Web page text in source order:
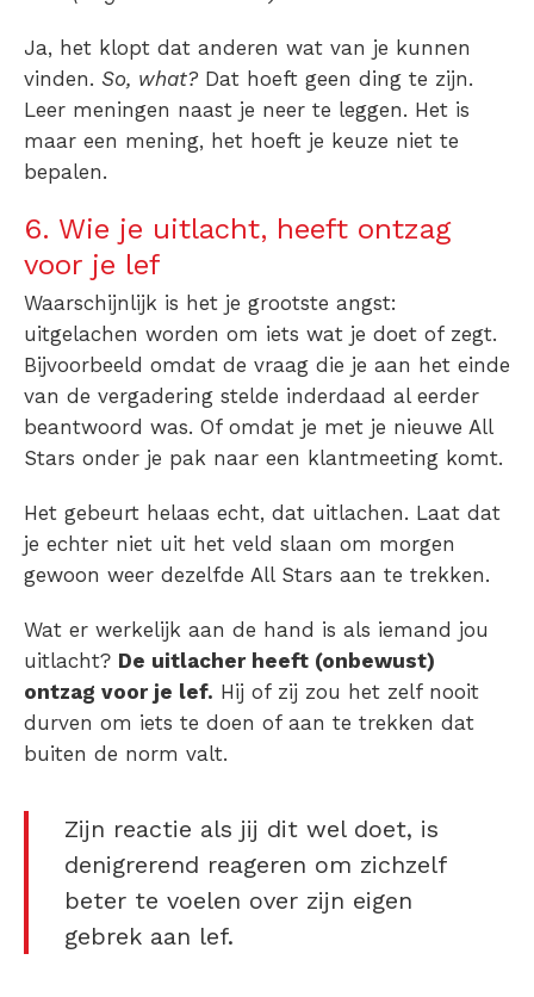
Ja, het klopt dat anderen wat van je kunnen
vinden. So, what? Dat hoeft geen ding te zijn.
Leer meningen naast je neer te leggen. Het is
maar een mening, het hoeft je keuze niet te
bepalen.
6. Wie je uitlacht, heeft ontzag
voor je lef
Waarschijnlijk is het je grootste angst:
uitgelachen worden om iets wat je doet of zegt.
Bijvoorbeeld omdat de vraag die je aan het einde
van de vergadering stelde inderdaad al eerder
beantwoord was. Of omdat je met je nieuwe All
Stars onder je pak naar een klantmeeting komt.
Het gebeurt helaas echt, dat uitlachen. Laat dat
je echter niet uit het veld slaan om morgen
gewoon weer dezelfde All Stars aan te trekken.
Wat er werkelijk aan de hand is als iemand jou
uitlacht? De uitlacher heeft (onbewust)
ontzag voor je lef. Hij of zij zou het zelf nooit
durven om iets te doen of aan te trekken dat
buiten de norm valt.
Zijn reactie als jij dit wel doet, is
denigrerend reageren om zichzelf
beter te voelen over zijn eigen
gebrek aan lef.